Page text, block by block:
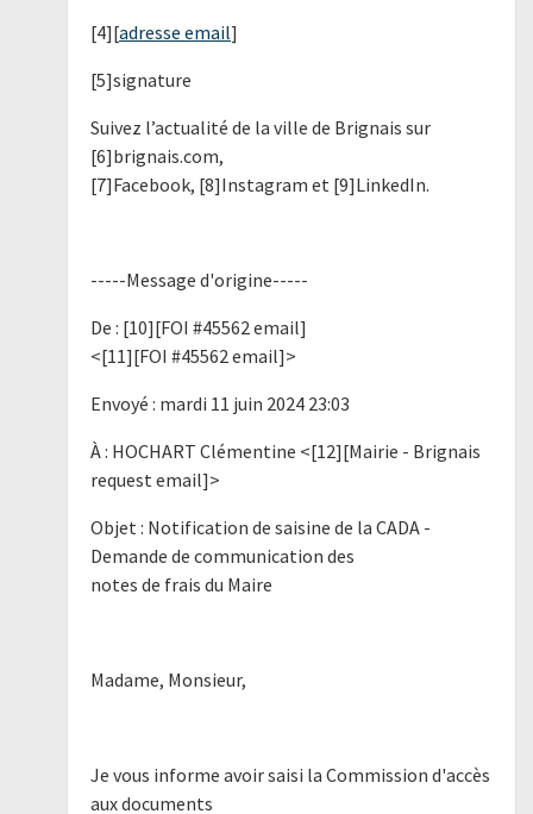
[4][adresse email]
[5]signature
Suivez l’actualité de la ville de Brignais sur
[6]brignais.com,
[7]Facebook, [8]Instagram et [9]LinkedIn.
-----Message d'origine-----
De : [10][FOI #45562 email]
<[11][FOI #45562 email]>
Envoyé : mardi 11 juin 2024 23:03
À : HOCHART Clémentine <[12][Mairie - Brignais
request email]>
Objet : Notification de saisine de la CADA -
Demande de communication des
notes de frais du Maire
Madame, Monsieur,
Je vous informe avoir saisi la Commission d'accès
aux documents